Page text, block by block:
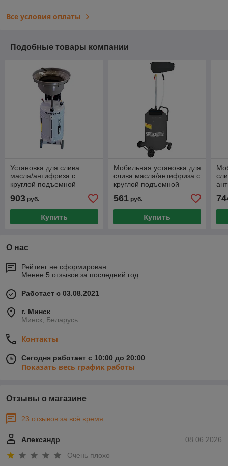
Все условия оплаты
Подобные товары компании
Установка для слива
масла/антифриза с
круглой подъемной
KraftWell арт.
KRW1803.80
903 руб.
Купить
Мобильная установка для
слива масла/антифриза с
круглой подъемной
KraftWell арт.
KRW1803.80L
561руб.
Купить
О нас
Рейтинг не сформирован
Менее 5 отзывов за последний год
Работает с 03.08.2021
г. Минск
Минск, Беларусь
Контакты
Сегодня работает с 10:00 до 20:00
Показать весь график работы
Отзывы о магазине
23 отзывов за всё время
08.06.2026
Александр
Очень плохо